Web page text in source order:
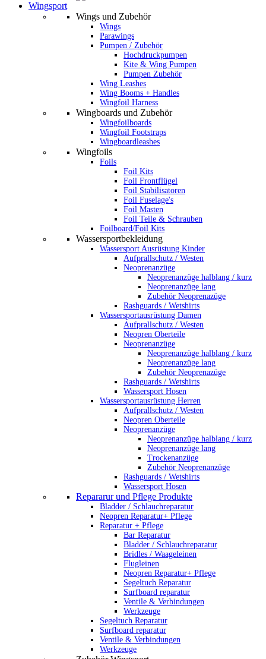
Wingsport
Wings und Zubehör
Wings
Parawings
Pumpen / Zubehör
Hochdruckpumpen
Kite & Wing Pumpen
Pumpen Zubehör
Wing Leashes
Wing Booms + Handles
Wingfoil Harness
Wingboards und Zubehör
Wingfoilboards
Wingfoil Footstraps
Wingboardleashes
Wingfoils
Foils
Foil Kits
Foil Frontflügel
Foil Stabilisatoren
Foil Fuselage's
Foil Masten
Foil Teile & Schrauben
Foilboard/Foil Kits
Wassersportbekleidung
Wassersport Ausrüstung Kinder
Aufprallschutz / Westen
Neoprenanzüge
Neoprenanzüge halblang / kurz
Neoprenanzüge lang
Zubehör Neoprenazüge
Rashguards / Wetshirts
Wassersportausrüstung Damen
Aufprallschutz / Westen
Neopren Oberteile
Neoprenanzüge
Neoprenanzüge halblang / kurz
Neoprenanzüge lang
Zubehör Neoprenazüge
Rashguards / Wetshirts
Wassersport Hosen
Wassersportausrüstung Herren
Aufprallschutz / Westen
Neopren Oberteile
Neoprenanzüge
Neoprenanzüge halblang / kurz
Neoprenanzüge lang
Trockenanzüge
Zubehör Neoprenanzüge
Rashguards / Wetshirts
Wassersport Hosen
Repararur und Pflege Produkte
Bladder / Schlauchreparatur
Neopren Reparatur+ Pflege
Reparatur + Pflege
Bar Reparatur
Bladder / Schlauchreparatur
Bridles / Waageleinen
Flugleinen
Neopren Reparatur+ Pflege
Segeltuch Reparatur
Surfboard reparatur
Ventile & Verbindungen
Werkzeuge
Segeltuch Reparatur
Surfboard reparatur
Ventile & Verbindungen
Werkzeuge